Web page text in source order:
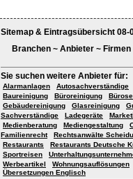
Sitemap & Eintragsübersicht 08-
Branchen ~ Anbieter ~
Sie suchen weitere Anbieter für:
Alarmanlagen Autosachverständige
Baureinigung
Büroreinigung
Gebäudereinigung
Glasreinigung
Sachverständige
Ladegeräte
Medienberatung
Mediengestaltung
Familienrecht
Rechtsanwälte
Restaurants
Restaurants Deutsche
Sportreisen
Werbeartikel
Wohnungsauflösungen
Übersetzungen Englisch